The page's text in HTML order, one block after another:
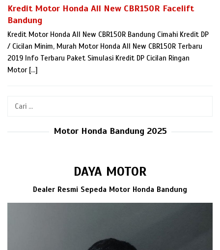
Kredit Motor Honda All New CBR150R Facelift
Bandung
Kredit Motor Honda All New CBR150R Bandung Cimahi Kredit DP
/ Cicilan Minim, Murah Motor Honda All New CBR150R Terbaru
2019 Info Terbaru Paket Simulasi Kredit DP Cicilan Ringan
Motor […]
Cari
Motor Honda Bandung 2025
DAYA MOTOR
Dealer Resmi Sepeda Motor Honda Bandung